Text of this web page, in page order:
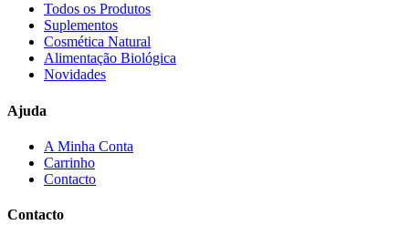
Todos os Produtos
Suplementos
Cosmética Natural
Alimentação Biológica
Novidades
Ajuda
A Minha Conta
Carrinho
Contacto
Contacto